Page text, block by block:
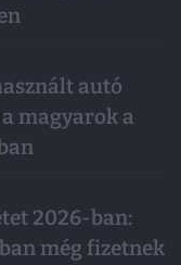
autó
magyarok a
2026-ban:
még fizetnek